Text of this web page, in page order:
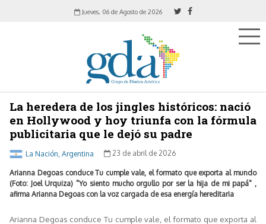
Jueves, 06 de Agosto de 2026
La heredera de los jingles históricos: nació
en Hollywood y hoy triunfa con la fórmula
publicitaria que le dejó su padre
La Nación, Argentina 23 de abril de 2026
Arianna Degoas conduce Tu cumple vale, el formato que exporta al mundo
(Foto: Joel Urquiza) "Yo siento mucho orgullo por ser la hija de mi papá" ,
afirma Arianna Degoas con la voz cargada de esa energía hereditaria
Arianna Degoas conduce Tu cumple vale, el formato que exporta al